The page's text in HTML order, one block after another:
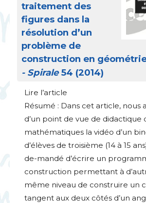
traitement des
figures dans la
résolution d’un
problème de
construction en
- Spirale54 (2014)
Lire l’article
Résumé : Dans cet article, nous
d’un point de vue de didactique
mathématiques la vidéo d’un
d’élèves de troisième (14 à 15
de-mandé d’écrire un
construction permettant à
même niveau de construire un
tangent aux deux côtés d’un